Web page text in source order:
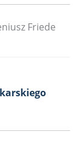
Friede